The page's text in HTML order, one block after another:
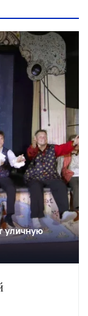
уличную